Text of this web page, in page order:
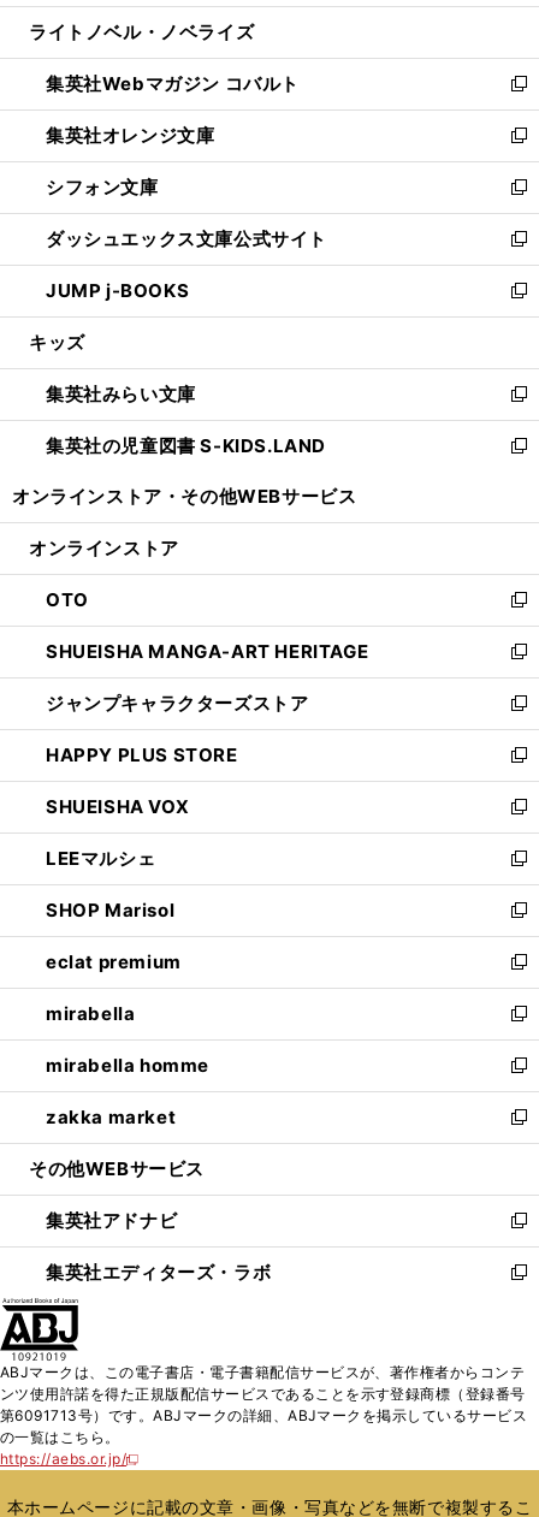
開
ウ
開
く
ン
ウ
で
開
く
ウ
ン
ド
ウ
で
開
く
し
ウ
ィ
ン
ド
ウ
で
開
く
ライトノベル・ノベライズ
集英社Webマガジン コバルト
新
し
い
ウ
ィ
ン
ド
ウ
で
開
集英社オレンジ文庫
新
し
い
ウ
ィ
ン
ド
ウ
開
く
シフォン文庫
新
し
い
ウ
ィ
ン
ウ
で
開
く
ダッシュエックス文庫公式サイト
新
し
い
ウ
ン
ド
ウ
で
JUMP j-BOOKS
新
し
ウ
ィ
ン
ド
開
キッズ
集英社みらい文庫
新
し
い
ン
ウ
で
開
く
集英社の児童図書 S-KIDS.LAND
新
ウ
ン
ド
ウ
で
開
く
オンラインストア・ その他WEBサービス
オンラインストア
OTO
新
し
い
ウ
ィ
ン
ド
ウ
で
開
く
SHUEISHA MANGA-ART HERITAGE
新
し
い
ウ
ィ
ン
ド
ウ
で
開
く
ジャンプキャラクターズストア
新
し
い
ウ
ィ
ン
ド
ウ
で
開
く
HAPPY PLUS STORE
新
し
い
ウ
ィ
ン
ド
ウ
で
開
く
SHUEISHA VOX
新
し
い
ウ
ィ
ン
ド
ウ
で
開
く
LEEマルシェ
新
し
い
ウ
ィ
ン
ド
ウ
で
開
く
SHOP Marisol
新
し
い
ウ
ィ
ン
ド
ウ
で
開
eclat premium
新
し
い
ウ
ィ
ン
ド
ウ
開
く
mirabella
新
し
い
ウ
ィ
ン
ウ
で
開
く
mirabella homme
新
し
い
ウ
ン
ド
ウ
で
zakka market
新
し
ウ
ィ
ン
ド
く
その他WEBサービス
集英社アドナビ
新
し
い
ド
ウ
で
集英社エディターズ・ラボ
新
ィ
ン
ド
開
ABJマークは、この電子書店・電子書籍配信サービスが、著作権者からコンテ
ンツ使用許諾を得た正規版配信サービスであることを示す登録商標（登録番号
第6091713号）です。ABJマークの詳細、ABJマークを掲示しているサービス
の一覧はこちら。
https://aebs.or.jp/
新
い
本ホームページに記載の文章・画像・写真などを無断で複製するこ